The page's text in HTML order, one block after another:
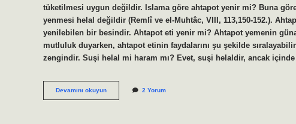
tüketilmesi uygun değildir. Islama göre ahtapot yenir mi? Buna
yenmesi helal değildir (Remlî ve el-Muhtâc, VIII, 113,150-152.).
yenilebilen bir besindir. Ahtapot eti yenir mi? Ahtapot yemenin
mutluluk duyarken, ahtapot etinin faydalarını şu şekilde
zengindir. Suşi helal mi haram mı? Evet, suşi helaldir, ancak
Devamını okuyunAhtapot
Eti
2 Yorum